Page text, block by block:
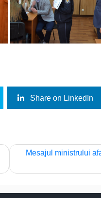
Share on LinkedIn
Mesajul ministrului